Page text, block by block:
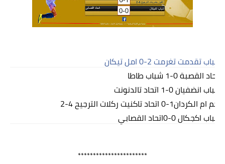
شباب تقدمت تغرمت 2-0 امل تيكان
اتحاد القصبة 0-1 شباب طاطا
شباب انضفيان 0-1 اتحاد تالدنونت
نجم ام الكردان1-0 اتحاد تاكنيت ركلات الترجيح 4-2
شباب اكجكال 0-0اتحاد القصابي
***********************